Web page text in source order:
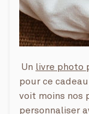
Un livre photo
pour ce
voit moins nos
personnaliser